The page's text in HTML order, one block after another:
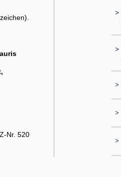
Nr. 520
>
>
>
>
>